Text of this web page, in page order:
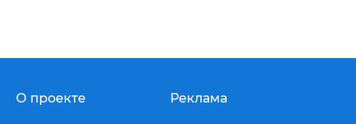
О проекте Реклама